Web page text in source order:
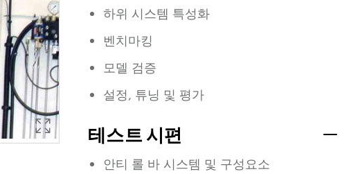
하위 시스템 특성화
벤치마킹
모델 검증
설정, 튜닝 및 평가
테스트 시편
안티 롤 바 시스템 및 구성요소